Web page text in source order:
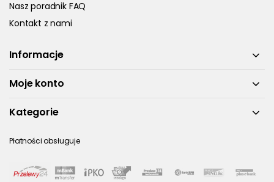
Nasz poradnik FAQ
Kontakt z nami
Informacje
Moje konto
Kategorie
Płatności obsługuje